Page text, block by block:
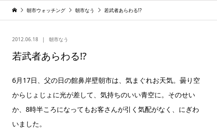
朝市ウォッチング 朝市なう 若武者あらわる!?
2012.06.18 朝市なう
若武者あらわる!?
6月17日、父の日の館鼻岸壁朝市は、気まぐれお天気。曇り空
からじょじょに光が差して、気持ちのいい青空に。そのせい
か、8時半ころになってもお客さんが引く気配がなく、にぎわ
いました。